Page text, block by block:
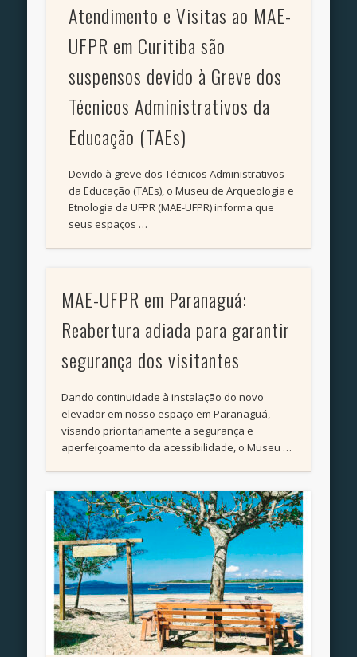
Atendimento e Visitas ao MAE-
UFPR em Curitiba são
suspensos devido à Greve dos
Técnicos Administrativos da
Educação (TAEs)
Devido à greve dos Técnicos Administrativos
da Educação (TAEs), o Museu de Arqueologia e
Etnologia da UFPR (MAE-UFPR) informa que
seus espaços …
MAE-UFPR em Paranaguá:
Reabertura adiada para garantir
segurança dos visitantes
Dando continuidade à instalação do novo
elevador em nosso espaço em Paranaguá,
visando prioritariamente a segurança e
aperfeiçoamento da acessibilidade, o Museu …